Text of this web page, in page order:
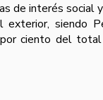
de interés social
siendo
ciento del